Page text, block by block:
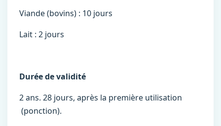
Viande (bovins) : 10 jours
Lait : 2 jours
Durée de validité
2 ans. 28 jours, après la première utilisation
(ponction).